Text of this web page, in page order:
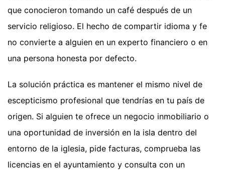
que conocieron tomando un café después de un
servicio religioso. El hecho de compartir idioma y fe
no convierte a alguien en un experto financiero o en
una persona honesta por defecto.
La solución práctica es mantener el mismo nivel de
escepticismo profesional que tendrías en tu país de
origen. Si alguien te ofrece un negocio inmobiliario o
una oportunidad de inversión en la isla dentro del
entorno de la iglesia, pide facturas, comprueba las
licencias en el ayuntamiento y consulta con un